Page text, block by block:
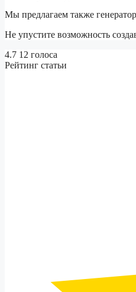
Мы предлагаем также
Не упустите возможность
4.7 12 голоса
Рейтинг статьи